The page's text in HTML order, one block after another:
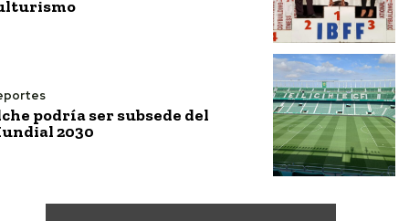
podría ser subsede del
2030